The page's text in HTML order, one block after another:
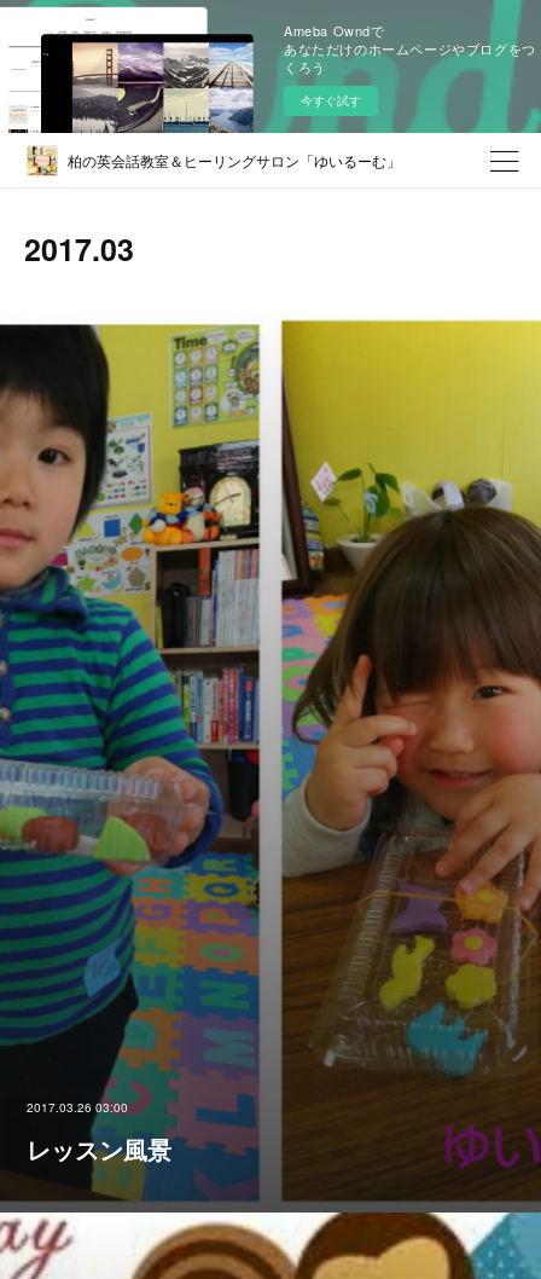
Ameba Owndで
あなただけのホームページやブログをつ
くろう
今すぐ試す
柏の英会話教室＆ヒーリングサロン「ゆいるーむ」
2017.03
2017.03.26 03:00
レッスン風景